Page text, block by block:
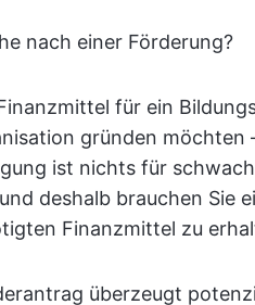
nach einer Förderung?
für ein
gründen möchten
ist nichts für
deshalb brauchen Sie
Finanzmittel zu
überzeugt